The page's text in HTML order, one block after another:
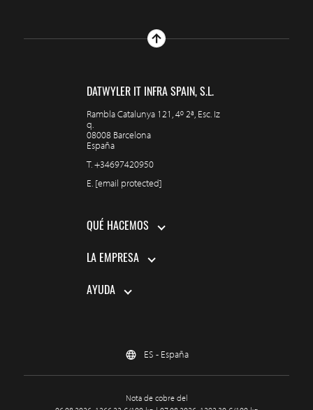
DATWYLER IT INFRA SPAIN, S.L.
Rambla Catalunya 121, 4º 2ª, Esc. Iz
q.
08008 Barcelona
España
T.+34697420950
E. [email protected]
QUÉ HACEMOS
LA EMPRESA
AYUDA
ES - España
Nota de cobre del